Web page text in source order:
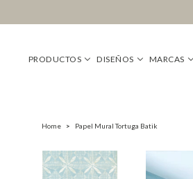
PRODUCTOS DISEÑOS MARCAS
Home > Papel Mural Tortuga Batik